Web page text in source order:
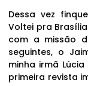
Dessa vez
Voltei pra
com a missão
seguintes, o
minha irmã
primeira revista